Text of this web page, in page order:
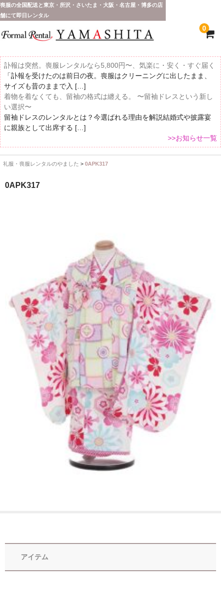
喪服の全国配送と東京・所沢・さいたま・大阪・名古屋・博多の店
舗にて即日レンタル
0
訃報は突然。喪服レンタルなら5,800円〜、気楽に・安く・すぐ届く
「訃報を受けたのは前日の夜。喪服はクリーニングに出したまま、
サイズも昔のままで入 […]
着物を着なくても、留袖の格式は纏える。 〜留袖ドレスという新し
い選択〜
留袖ドレスのレンタルとは？今選ばれる理由を解説結婚式や披露宴
に親族として出席する […]
>>お知らせ一覧
ホーム
全 国 配 送
よくあるご質問
礼服・喪服レンタルのやました > 0APK317
0APK317
アイテム